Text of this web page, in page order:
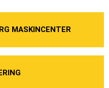
MASKINCENTER